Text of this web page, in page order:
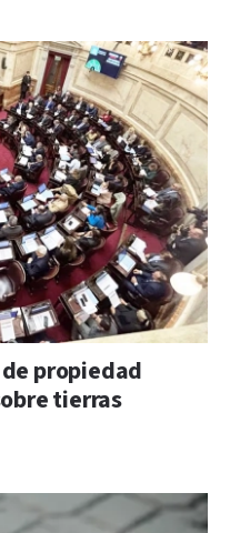
propiedad
tierras